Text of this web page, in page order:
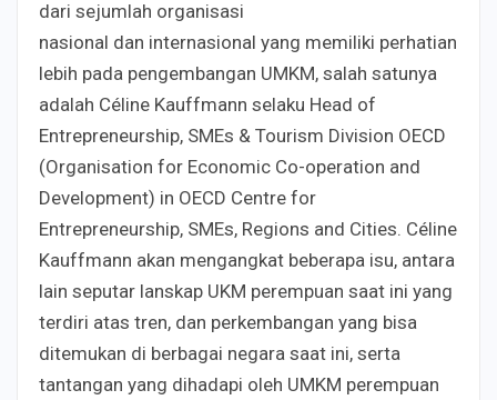
dari sejumlah organisasi
nasional dan internasional yang memiliki perhatian
lebih pada pengembangan UMKM, salah satunya
adalah Céline Kauffmann selaku Head of
Entrepreneurship, SMEs & Tourism Division OECD
(Organisation for Economic Co-operation and
Development) in OECD Centre for
Entrepreneurship, SMEs, Regions and Cities. Céline
Kauffmann akan mengangkat beberapa isu, antara
lain seputar lanskap UKM perempuan saat ini yang
terdiri atas tren, dan perkembangan yang bisa
ditemukan di berbagai negara saat ini, serta
tantangan yang dihadapi oleh UMKM perempuan